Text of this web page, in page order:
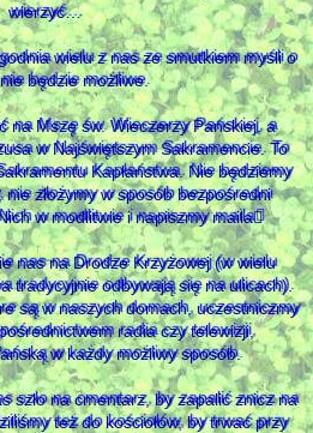
wierzyć…
wielu z nas ze smutkiem myśli o
będzie możliwe.
na Mszę św. Wieczerzy Pańskiej, a
w Najświętszym Sakramencie. To
Kapłaństwa. Nie będziemy
nie złożymy w sposób bezpośredni
w modlitwie i napiszmy maila
nas na Drodze Krzyżowej (w wielu
tradycyjnie odbywają się na ulicach).
są w naszych domach, uczestniczmy
radia czy telewizji,
w każdy możliwy sposób.
szło na cmentarz, by zapalić znicz na
też do kościołów, by trwać przy